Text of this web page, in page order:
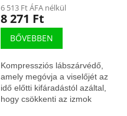
6 513 Ft ÁFA nélkül
8 271 Ft
BŐVEBBEN
Kompressziós lábszárvédő,
amely megóvja a viselőjét az
idő előtti kifáradástól azáltal,
hogy csökkenti az izmok